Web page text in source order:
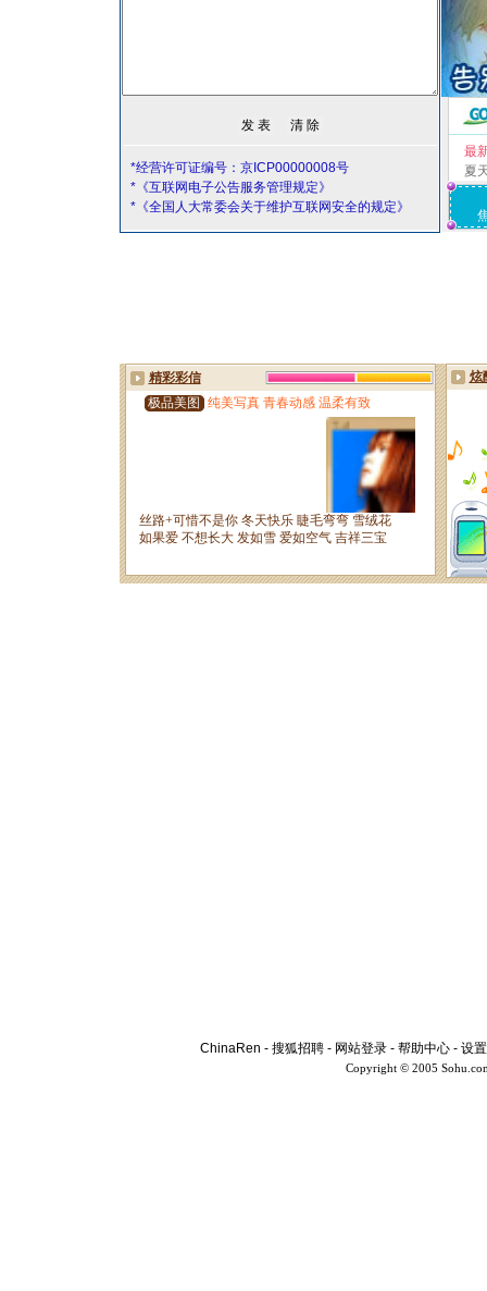
*经营许可证编号：京ICP00000008号
*《互联网电子公告服务管理规定》
*《全国人大常委会关于维护互联网安全的规定》
最
夏
ChinaRen - 搜狐招聘 - 网站登录 - 帮助中心 - 设
Copyright © 2005